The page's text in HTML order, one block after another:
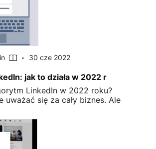
30 cze 2022
jak to działa w 2022 r
LinkedIn w 2022 roku?
uważać się za cały biznes. Ale